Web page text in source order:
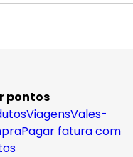
pontos
ViagensVales-
Pagar fatura com